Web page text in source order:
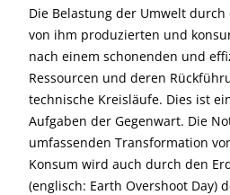
Die Belastung der Umwelt
von ihm produzierten und
nach einem schonenden und
Ressourcen und deren
technische Kreisläufe. Dies ist
Aufgaben der Gegenwart. Die
umfassenden Transformation
Konsum wird auch durch den
(englisch: Earth Overshoot Day)